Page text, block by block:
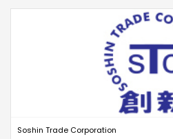
Soshin Trade Corporation